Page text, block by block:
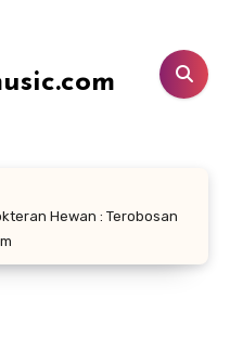
Hewan : Terobosan